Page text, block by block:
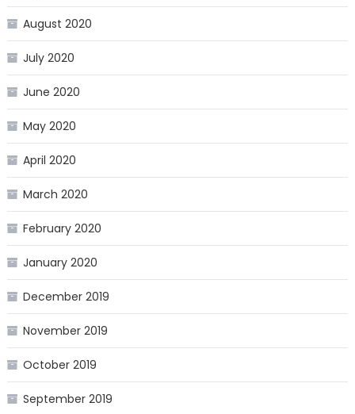
August 2020
July 2020
June 2020
May 2020
April 2020
March 2020
February 2020
January 2020
December 2019
November 2019
October 2019
September 2019